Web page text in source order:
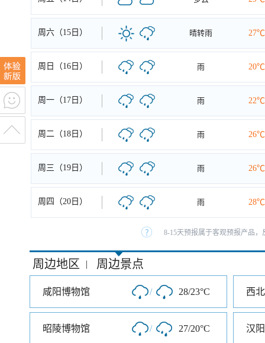
周六（15日） 晴转雨 27℃
周日（16日） 雨 20℃
周一（17日） 雨 22℃
周二（18日） 雨 26℃
周三（19日） 雨 26℃
周四（20日） 雨 28℃
8-15天预报属于客观预报产品
周边地区 | 周边景点
咸阳博物馆 / 28/23°C
昭陵博物馆 / 27/20°C 汉